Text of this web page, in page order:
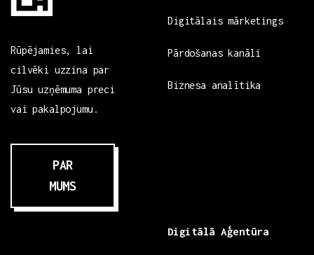
Rūpējamies, lai
cilvēki uzzina par
Jūsu uzņēmuma preci
vai pakalpojumu.
PAR
MUMS
Digitālais mārketings
Pārdošanas kanāli
Biznesa analītika
Digitālā Aģentūra